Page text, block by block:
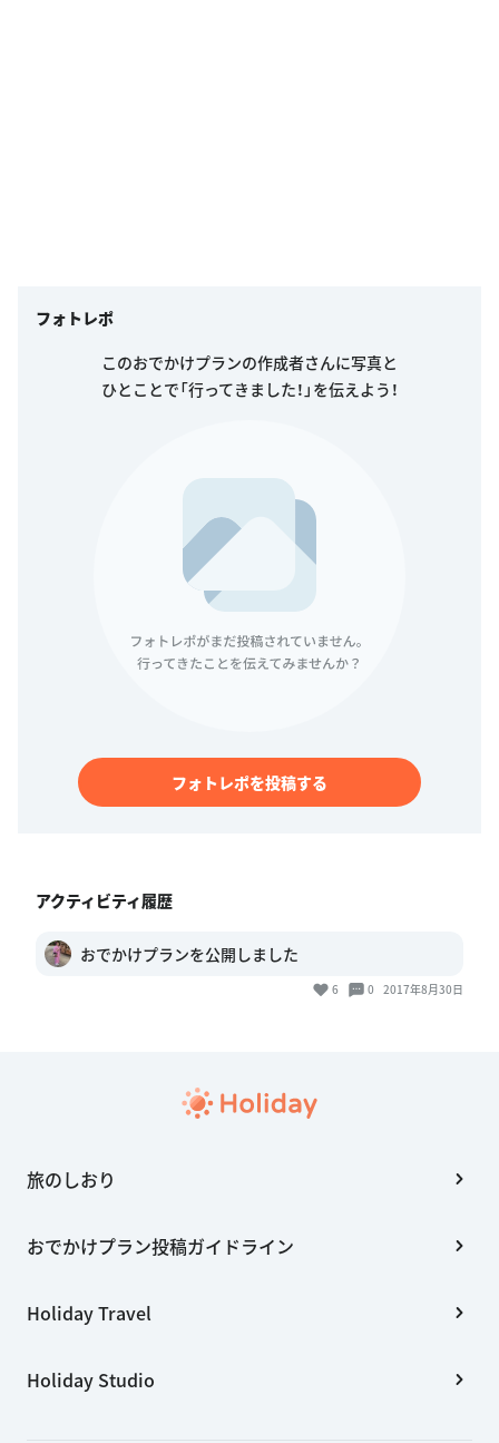
フォトレポ
このおでかけプランの作成者さんに写真と
ひとことで「行ってきました！」を伝えよう！
フォトレポを投稿する
アクティビティ履歴
おでかけプランを公開しました
6 0 2017年8月30日
旅のしおり
おでかけプラン投稿ガイドライン
Holiday Travel
Holiday Studio